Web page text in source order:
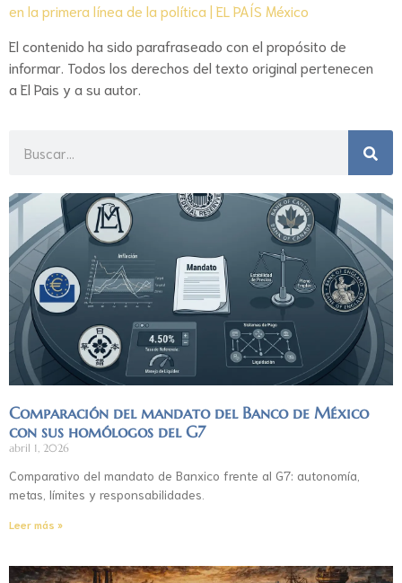
en la primera línea de la política | EL PAÍS México
El contenido ha sido parafraseado con el propósito de
informar. Todos los derechos del texto original pertenecen
a El Pais y a su autor.
Comparación del mandato del Banco de México
con sus homólogos del G7
abril 1, 2026
Comparativo del mandato de Banxico frente al G7: autonomía,
metas, límites y responsabilidades.
Leer más »